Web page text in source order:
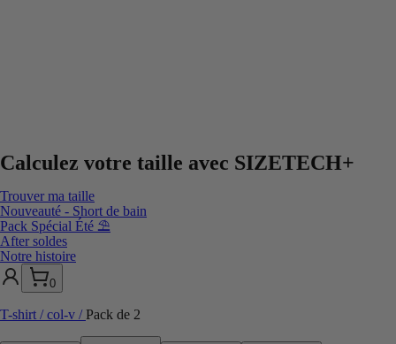
Calculez votre taille avec SIZETECH+
Trouver ma taille
Nouveauté - Short de bain
Pack Spécial Été ⛱️
After soldes
Notre histoire
0
T-shirt / col-v /Pack de 2